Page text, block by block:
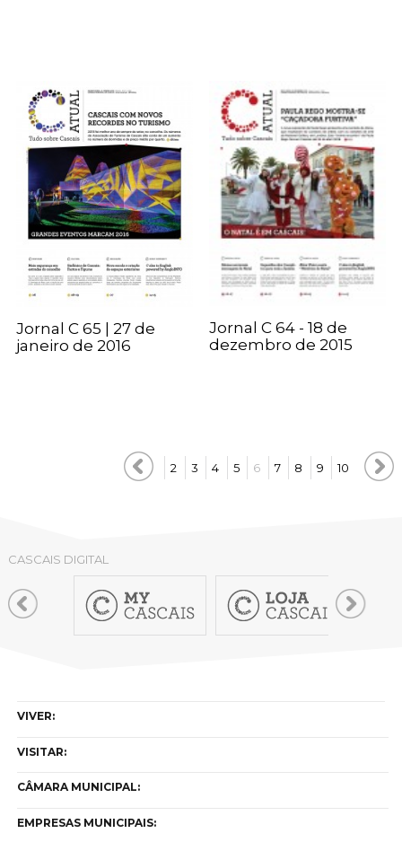
Jornal C 65 | 27 de
janeiro de 2016
Jornal C 64 - 18 de
dezembro de 2015
2 3 4 5 6 7 8 9 10
CASCAIS DIGITAL
VIVER:
VISITAR:
CÂMARA MUNICIPAL:
EMPRESAS MUNICIPAIS: